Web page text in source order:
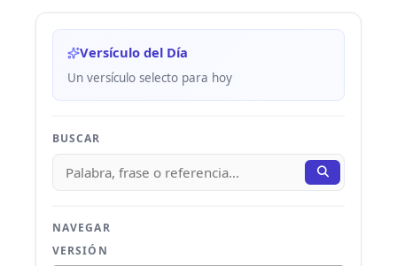
Versículo del Día
Un versículo selecto para hoy
BUSCAR
NAVEGAR
VERSIÓN